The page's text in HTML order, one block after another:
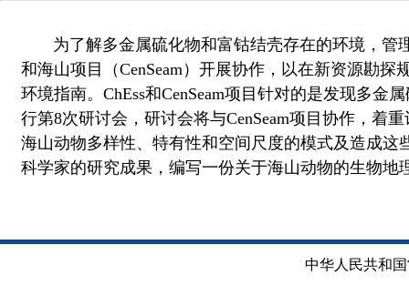
为了解多金属硫化物和富钴结壳存在的环境，管
和海山项目（CenSeam）开展协作，以在新资源勘探
环境指南。 ChEss和CenSeam项目针对的是发现多金
行第8次研讨会，研讨会将与CenSeam项目协作，着
海山动物多样性、特有性和空间尺度的模式及造成
科学家的研究成果，编写一份关于海山动物的生物地
中华人民共和